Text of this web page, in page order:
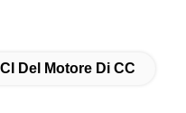
Del Motore Di CC